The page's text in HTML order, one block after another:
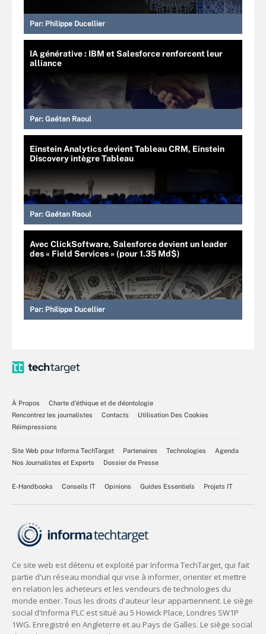
Par: Philippe Ducellier
IA générative : IBM et Salesforce renforcent leur
alliance
Par: Gaétan Raoul
Einstein Analytics devient Tableau CRM, Einstein
Discovery intègre Tableau
Par: Gaétan Raoul
Avec ClickSoftware, Salesforce devient un leader
des « Field Services » (pour 1.35 Md$)
Par: Philippe Ducellier
À Propos
Charte d’éthique et de déontologie
Rencontrez les journalistes
Contacts
Utilisation Des Cookies
Réimpressions
Site Web pour Informa TechTarget Partenaires Technologies
Agenda
Nos Journalistes et Experts
Dossier de Presse
E-Handbooks Conseils IT Opinions Guides Essentiels Projets IT